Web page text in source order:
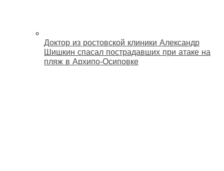
Доктор из ростовской клиники Александр
Шишкин спасал пострадавших при атаке на
пляж в Архипо‑Осиповке